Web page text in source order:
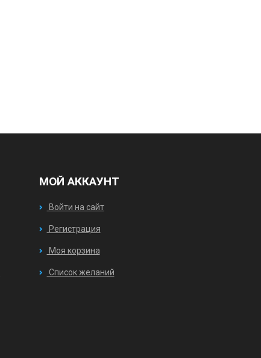
МОЙ АККАУНТ
Войти на сайт
Регистрация
Моя корзина
Список желаний